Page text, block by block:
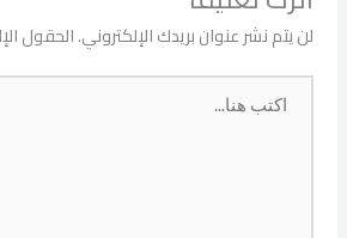
لن يتم نشر عنوان بريدك الإلكتروني.الحقول
اكتب
هنا...